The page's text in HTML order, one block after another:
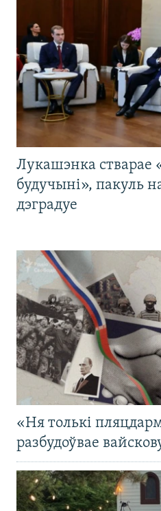
Лукашэнка стварае
будучыні», пакуль
дэградуе
«Ня толькі
разбудоўвае